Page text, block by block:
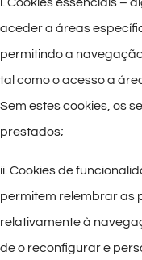
aceder a áreas
permitindo a
tal como o acesso a
Sem estes cookies, os
prestados;
ii. Cookies de
permitem relembrar as
relativamente à
de o reconfigurar e